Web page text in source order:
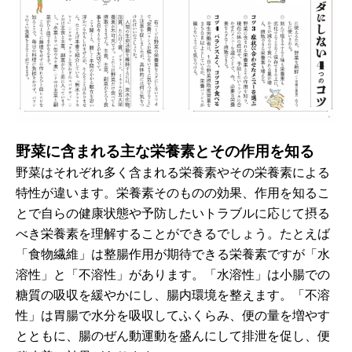
野菜に含まれる主な栄養素とその作用を知る
野菜はそれぞれ多く含まれる栄養素やその栄養素による
特性が違います。栄養素そのものの効果、作用を知るこ
とで自らの健康状態や予防したいトラブルに応じて摂る
べき栄養素を理解することができるでしょう。たとえば
「食物繊維」は整腸作用が期待できる栄養素ですが「水
溶性」と「不溶性」があります。「水溶性」は小腸での
糖質の吸収を緩やかにし、腸内環境を整えます。「不溶
性」は胃腸で水分を吸収してふくらみ、便の量を増やす
とともに、腸のぜん動運動を盛んにして排泄を促し、便